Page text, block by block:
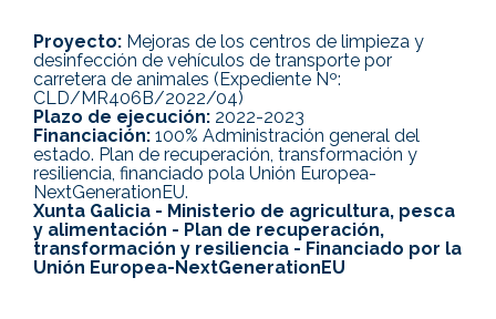
Proyecto: Mejoras de los centros de limpieza y
desinfección de vehículos de transporte por
carretera de animales (Expediente Nº:
CLD/MR406B/2022/04)
Plazo de ejecución: 2022-2023
Financiación: 100% Administración general del
estado. Plan de recuperación, transformación y
resiliencia, financiado pola Unión Europea-
NextGenerationEU.
Xunta Galicia - Ministerio de agricultura, pesca
y alimentación - Plan de recuperación,
transformación y resiliencia - Financiado por la
Unión Europea-NextGenerationEU